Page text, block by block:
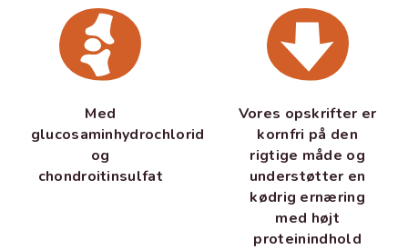
Med
glucosaminhydrochlorid
og
chondroitinsulfat
Vores opskrifter er
kornfri på den
rigtige måde og
understøtter en
kødrig ernæring
med højt
proteinindhold